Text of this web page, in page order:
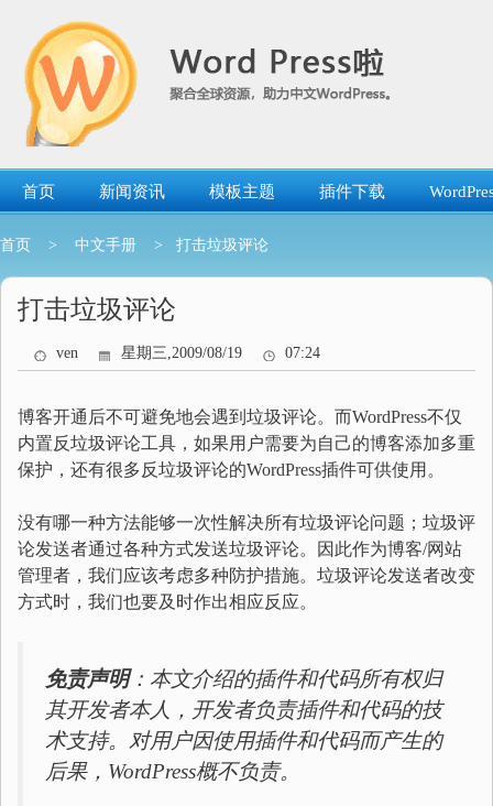
首页 新闻资讯 模板主题 插件下载
首页 > 中文手册 > 打击垃圾评论
打击垃圾评论
ven 星期三,2009/08/19 07:24
博客开通后不可避免地会遇到垃圾评论。而WordPress不仅
内置反垃圾评论工具，如果用户需要为自己的博客添加多重
保护，还有很多反垃圾评论的WordPress插件可供使用。
没有哪一种方法能够一次性解决所有垃圾评论问题；垃圾评
论发送者通过各种方式发送垃圾评论。因此作为博客/网站
管理者，我们应该考虑多种防护措施。垃圾评论发送者改变
方式时，我们也要及时作出相应反应。
免责声明：本文介绍的插件和代码所有权归
其开发者本人，开发者负责插件和代码的技
术支持。对用户因使用插件和代码而产生的
后果，WordPress概不负责。